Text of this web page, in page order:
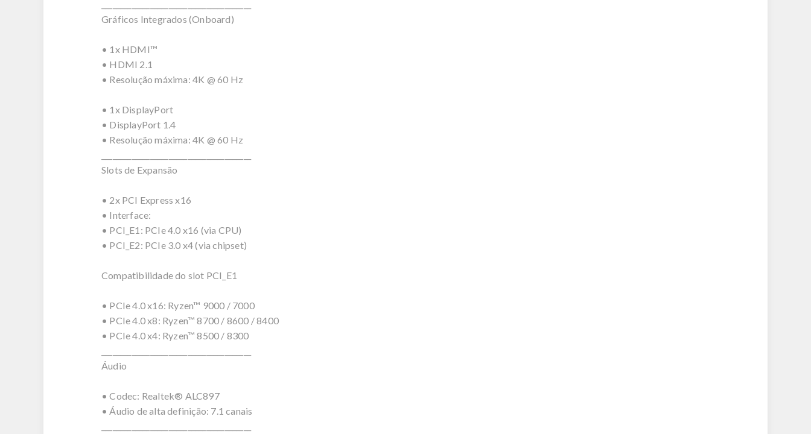
Gráficos Integrados (Onboard)
• 1x HDMI™
• HDMI 2.1
• Resolução máxima: 4K @ 60 Hz
• 1x DisplayPort
• DisplayPort 1.4
• Resolução máxima: 4K @ 60 Hz
Slots de Expansão
• 2x PCI Express x16
• Interface:
• PCI_E1: PCIe 4.0 x16 (via CPU)
• PCI_E2: PCIe 3.0 x4 (via chipset)
Compatibilidade do slot PCI_E1
• PCIe 4.0 x16: Ryzen™ 9000 / 7000
• PCIe 4.0 x8: Ryzen™ 8700 / 8600 / 8400
• PCIe 4.0 x4: Ryzen™ 8500 / 8300
Áudio
• Codec: Realtek® ALC897
• Áudio de alta definição: 7.1 canais